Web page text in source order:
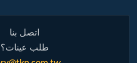
اتصل بنا
طلب عينات؟